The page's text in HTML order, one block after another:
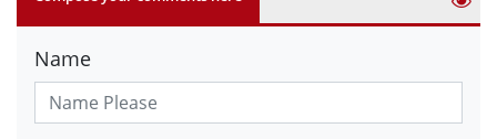
Name